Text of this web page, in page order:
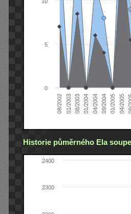
08/2002 01/2003 08/2003 01/2004 04/2004 09/2004 01/2005 04/2005
0
5
Historie půměrného Ela
2300
2400